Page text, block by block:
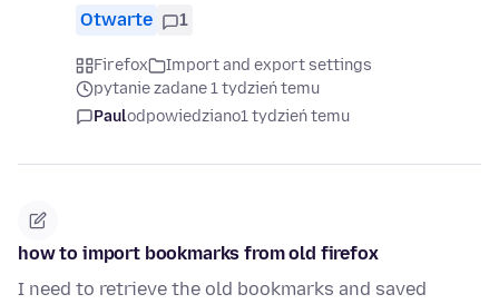
Otwarte 1
Firefox
Import and export settings
pytanie zadane 1 tydzień temu
Paulodpowiedziano1 tydzień temu
how to import bookmarks from old firefox
I need to retrieve the old bookmarks and saved